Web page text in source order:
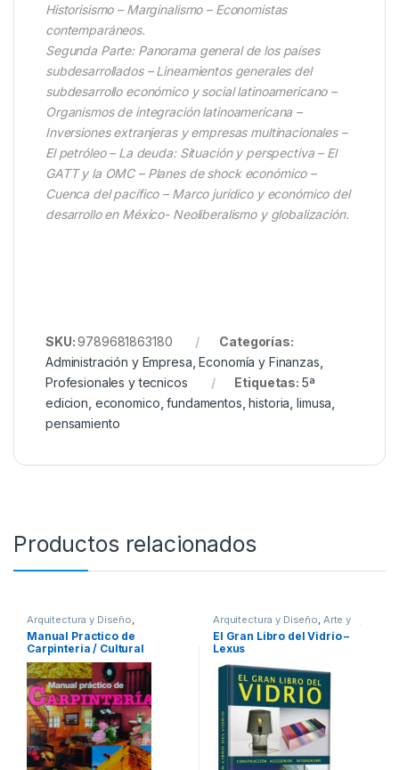
Historisismo – Marginalismo – Economistas
contemparáneos.
Segunda Parte: Panorama general de los países
subdesarrollados – Lineamientos generales del
subdesarrollo económico y social latinoamericano –
Organismos de integración latinoamericana –
Inversiones extranjeras y empresas multinacionales –
El petróleo – La deuda: Situación y perspectiva – El
GATT y la OMC – Planes de shock económico –
Cuenca del pacífico – Marco jurídico y económico del
desarrollo en México- Neoliberalismo y globalización.
SKU:9789681863180
Categorías:
Administración y Empresa ,Economía y Finanzas
Profesionales y tecnicos
Etiquetas: 5ª
edicion economico ,fundamentos ,historia ,limusa
pensamiento
Productos relacionados
Arquitectura y Diseño,
Arquitectura y Urbanismo
Afines,Decoración ,Decoración
y Muebles,Diseño ,Hogar y
Manualidades
Ofertas,Profesionales y
tecnicos,Temas Varios
Manual Practico de
Carpinteria / Cultural
Arquitectura y Diseño, Arte y
Afines Decoración , Decoración
y Muebles,Diseño, Hogar y
Manualidades
Temas Varios
El Gran Libro del Vidrio –
Lexus